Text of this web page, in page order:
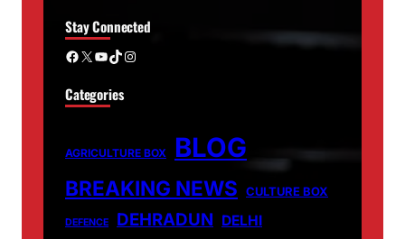
Stay Connected
Facebook X YouTube TikTok Instagram
Categories
AGRICULTURE BOX BLOG
BREAKING NEWS CULTURE BOX
DEFENCE DEHRADUN DELHI